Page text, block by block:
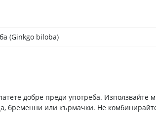
(Ginkgo biloba)
добре преди употреба.
бременни или кърмачки. Не